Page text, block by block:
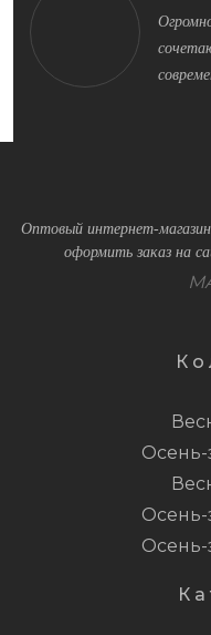
Оптовый интернет-
оформить заказ на
Осень-
Осень-
Осень-